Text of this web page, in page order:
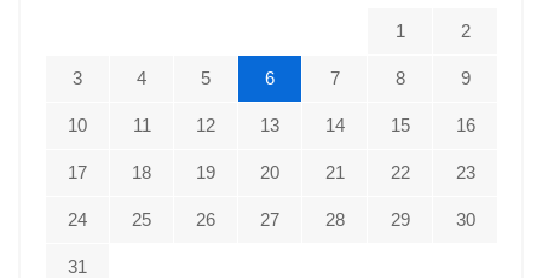
1 2
3 4 5 6 7 8 9
10 11 12 13 14 15 16
17 18 19 20 21 22 23
24 25 26 27 28 29 30
31